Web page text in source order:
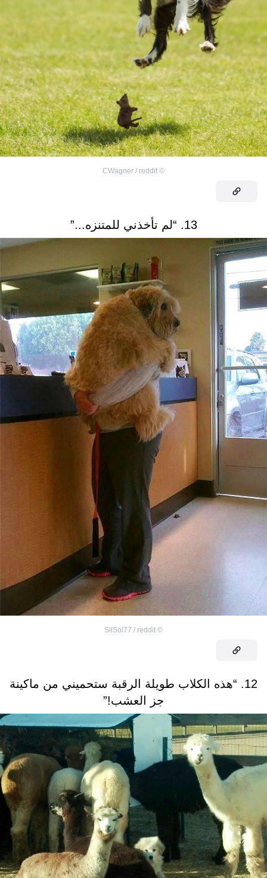
©
CWagner / reddit
13. “لم تأخذني للمتنزه...”
©
SilSol77 / reddit
12. “هذه الكلاب طويلة الرقبة ستحميني من ماكينة
جز العشب!”